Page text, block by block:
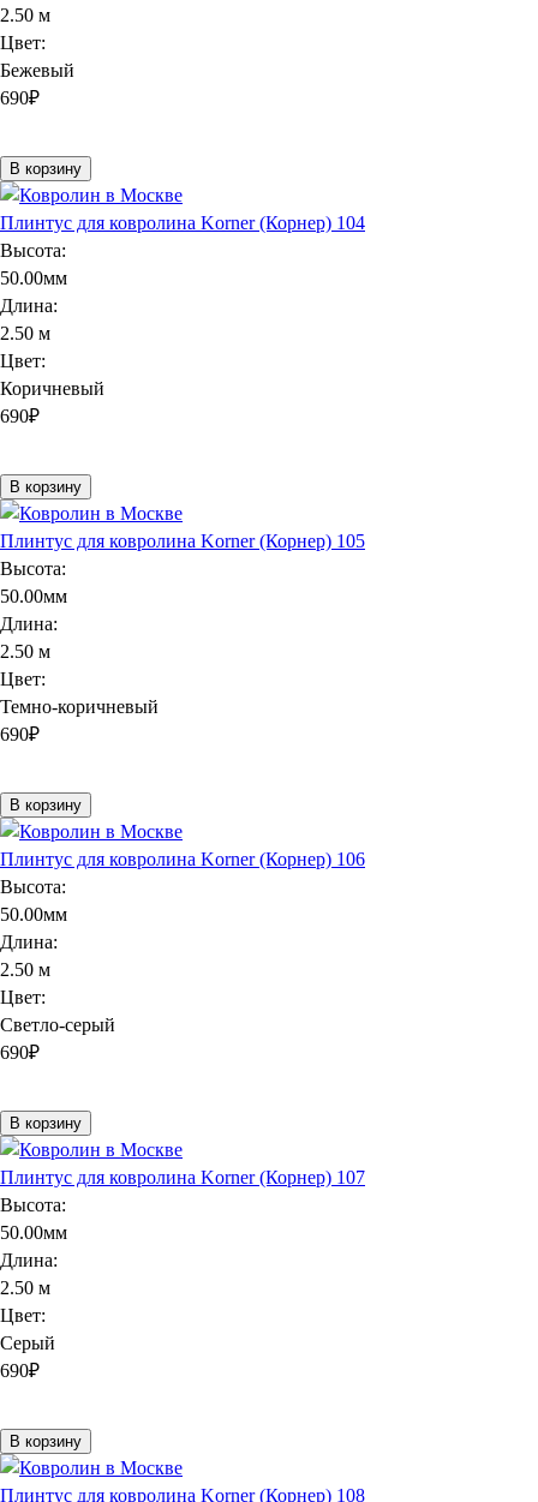
2.50 м
Цвет:
Бежевый
690₽
В корзину
Плинтус для ковролина Korner (Корнер) 104
Высота:
50.00мм
Длина:
2.50 м
Цвет:
Коричневый
690₽
В корзину
Плинтус для ковролина Korner (Корнер) 105
Высота:
50.00мм
Длина:
2.50 м
Цвет:
Темно-коричневый
690₽
В корзину
Плинтус для ковролина Korner (Корнер) 106
Высота:
50.00мм
Длина:
2.50 м
Цвет:
Светло-серый
690₽
В корзину
Плинтус для ковролина Korner (Корнер) 107
Высота:
50.00мм
Длина:
2.50 м
Цвет:
Серый
690₽
В корзину
Плинтус для ковролина Korner (Корнер) 108